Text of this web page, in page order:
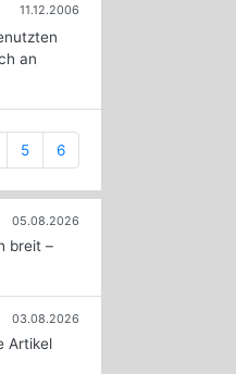
11.12.2006
an
5 6
05.08.2026
breit –
03.08.2026
Artikel